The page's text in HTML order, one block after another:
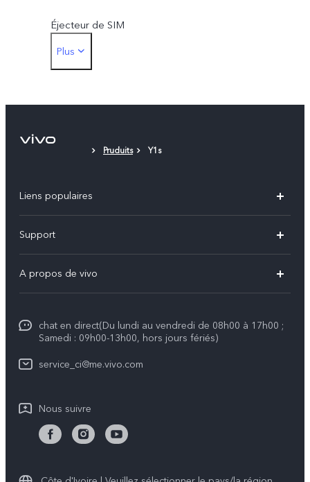
Éjecteur de SIM
Etui de Protection
Plus
Pruduits Y1s
Liens populaires
V21
Y33s
Y1s
Support
Funtouch OS
Authentification IMEI
Prix des pièces de rechange
Instructions de garantie vivo
A propos de vivo
Legal Notice
À propos de vivo
Durabilité
chat en direct(Du lundi au vendredi de 08h00 à 17h00 ;
Samedi : 09h00-13h00, hors jours fériés)
service_ci@me.vivo.com
Nous suivre